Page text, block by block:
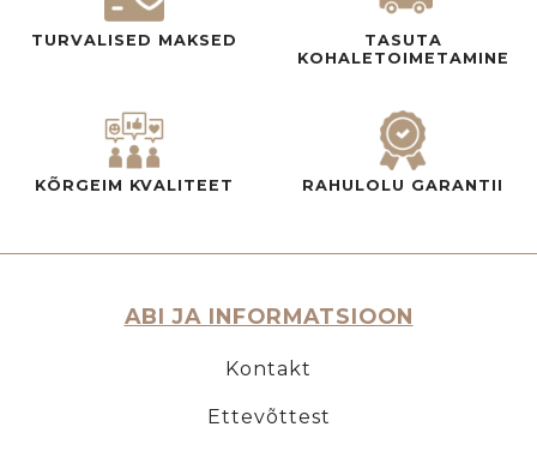
TURVALISED MAKSED
TASUTA
KOHALETOIMETAMINE
KÕRGEIM KVALITEET RAHULOLU GARANTII
ABI JA INFORMATSIOON
Kontakt
Ettevõttest